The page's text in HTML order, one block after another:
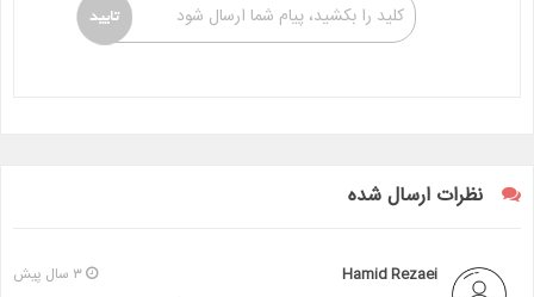
کلید را بکشید، پیام شما ارسال شود
نظرات ارسال شده
Hamid Rezaei